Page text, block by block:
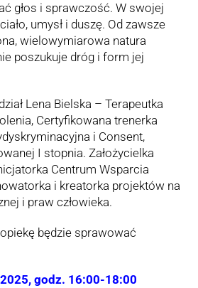
głos i sprawczość. W swojej
umysł i duszę. Od zawsze
wielowymiarowa natura
poszukuje dróg i form jej
Lena Bielska – Terapeutka
Certyfikowana trenerka
i Consent,
I stopnia. Założycielka
Centrum Wsparcia
i kreatorka projektów na
i praw człowieka.
będzie sprawować
godz. 16:00-18:00